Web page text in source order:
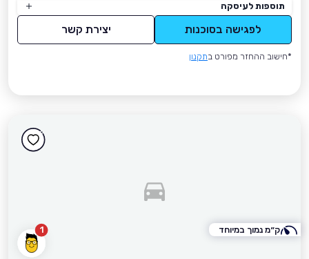
תוספות לעיסקה
לפגישה בסוכנות יצירת קשר
*חישוב ההחזר מפורט בתקנון
1 ק״מ נמוך במיוחד